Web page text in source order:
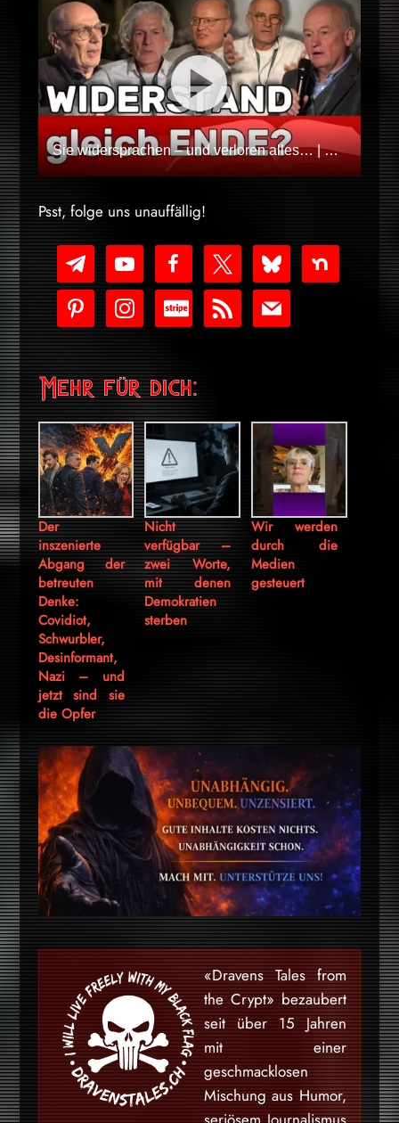
Sie widersprachen – und verloren alles… | Mut zum Widerspruch
Psst, folge uns unauffällig!
telegram
youtube-
play
facebook bluesky nextdoor
pinterest instagramcc-
stripe
rss mail
Mehr für dich:
Der
inszenierte
Abgang der
betreuten
Denke:
Covidiot,
Schwurbler,
Desinformant,
Nazi – und
jetzt sind sie
die Opfer
Nicht
verfügbar –
zwei Worte,
mit denen
Demokratien
sterben
Wir werden
durch die
Medien
gesteuert
«Dravens Tales from
the Crypt» bezaubert
seit über 15 Jahren
mit einer
geschmacklosen
Mischung aus Humor,